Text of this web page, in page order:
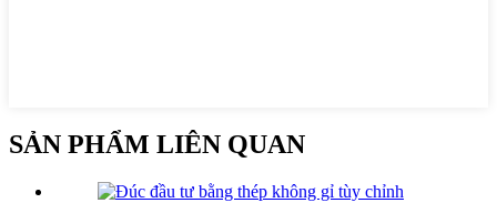
SẢN PHẨM LIÊN QUAN